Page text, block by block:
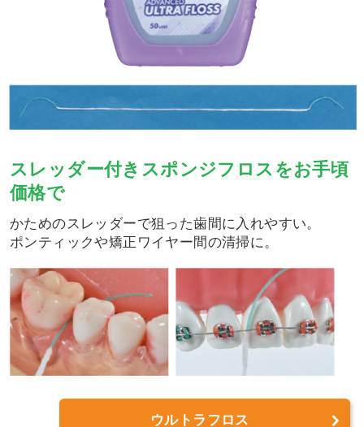
スレッダー付きスポンジフロスをお手頃
価格で
かためのスレッダーで狙った歯間に入れやすい。
ポンティックや矯正ワイヤー間の清掃に。
ウルトラフロス